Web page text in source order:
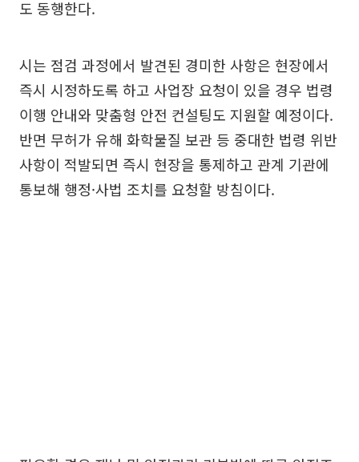
도 동행한다.
시는 점검 과정에서 발견된 경미한 사항은 현장에서
즉시 시정하도록 하고 사업장 요청이 있을 경우 법령
이행 안내와 맞춤형 안전 컨설팅도 지원할 예정이다.
반면 무허가 유해 화학물질 보관 등 중대한 법령 위반
사항이 적발되면 즉시 현장을 통제하고 관계 기관에
통보해 행정·사법 조치를 요청할 방침이다.